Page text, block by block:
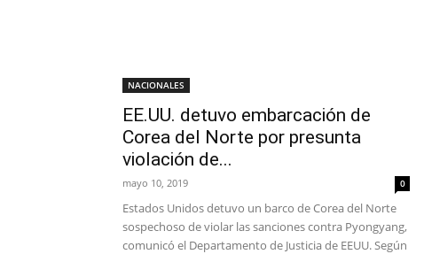
NACIONALES
EE.UU. detuvo embarcación de
Corea del Norte por presunta
violación de...
mayo 10, 2019 0
Estados Unidos detuvo un barco de Corea del Norte
sospechoso de violar las sanciones contra Pyongyang,
comunicó el Departamento de Justicia de EEUU. Según